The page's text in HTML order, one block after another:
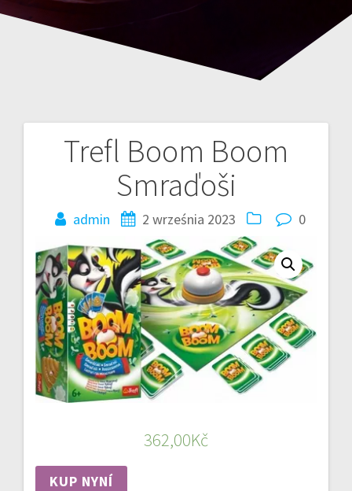
Trefl Boom Boom
Smraďoši
admin 2 września 2023 0
362,00Kč
KUP NYNÍ
Nawigacja